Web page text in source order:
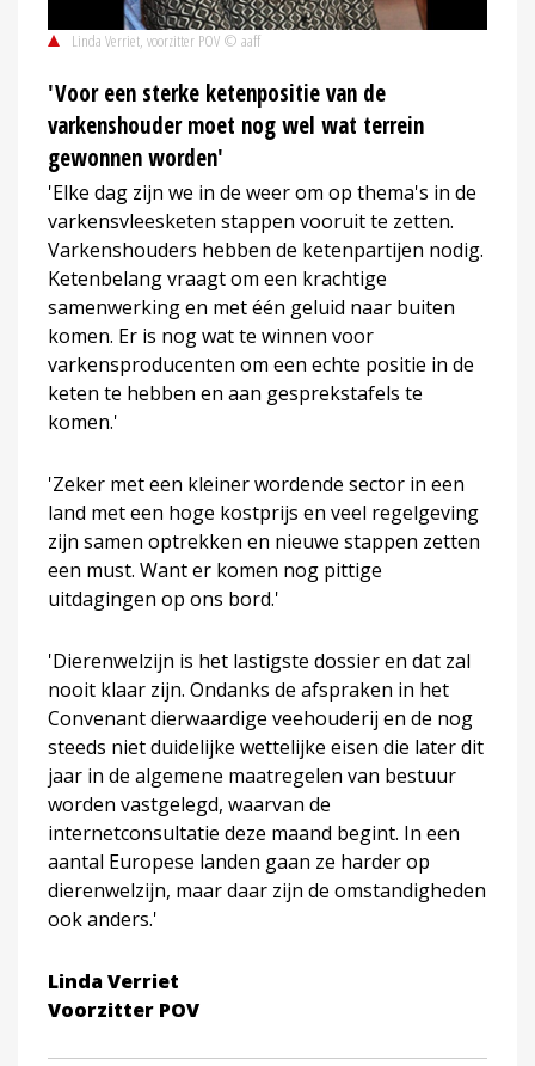
Linda Verriet, voorzitter POV © aaff
'Voor een sterke ketenpositie van de
varkenshouder moet nog wel wat terrein
gewonnen worden'
'Elke dag zijn we in de weer om op thema's in de
varkensvleesketen stappen vooruit te zetten.
Varkenshouders hebben de ketenpartijen nodig.
Ketenbelang vraagt om een krachtige
samenwerking en met één geluid naar buiten
komen. Er is nog wat te winnen voor
varkensproducenten om een echte positie in de
keten te hebben en aan gesprekstafels te
komen.'
'Zeker met een kleiner wordende sector in een
land met een hoge kostprijs en veel regelgeving
zijn samen optrekken en nieuwe stappen zetten
een must. Want er komen nog pittige
uitdagingen op ons bord.'
'Dierenwelzijn is het lastigste dossier en dat zal
nooit klaar zijn. Ondanks de afspraken in het
Convenant dierwaardige veehouderij en de nog
steeds niet duidelijke wettelijke eisen die later dit
jaar in de algemene maatregelen van bestuur
worden vastgelegd, waarvan de
internetconsultatie deze maand begint. In een
aantal Europese landen gaan ze harder op
dierenwelzijn, maar daar zijn de omstandigheden
ook anders.'
Linda Verriet
Voorzitter POV